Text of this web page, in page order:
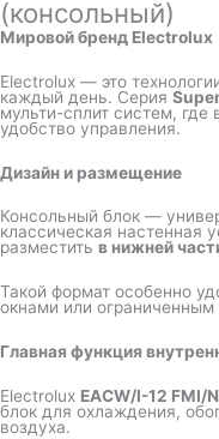
(консольный)
Мировой бренд Electrolux
Electrolux — это
каждый день. Серия
мульти-сплит систем,
удобство управления.
Дизайн и размещение
Консольный блок —
классическая настенная
разместить в нижней
Такой формат особенно
окнами или
Главная функция
Electrolux EACW/I-12 FMI/
блок для охлаждения,
воздуха.